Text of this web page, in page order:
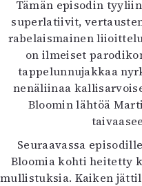
Tämän episodin
superlatiivit,
rabelaismainen
on ilmeiset
tappelunnujakkaa
nenäliinaa
Bloomin lähtöä
Seuraavassa
Bloomia kohti heitetty
mullistuksia. Kaiken